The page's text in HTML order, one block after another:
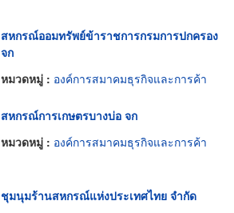
สหกรณ์ออมทรัพย์ข้าราชการกรมการปกครอง
จก
หมวดหมู่ : องค์การสมาคมธุรกิจและการค้า
สหกรณ์การเกษตรบางบ่อ จก
หมวดหมู่ : องค์การสมาคมธุรกิจและการค้า
ชุมนุมร้านสหกรณ์แห่งประเทศไทย จำกัด